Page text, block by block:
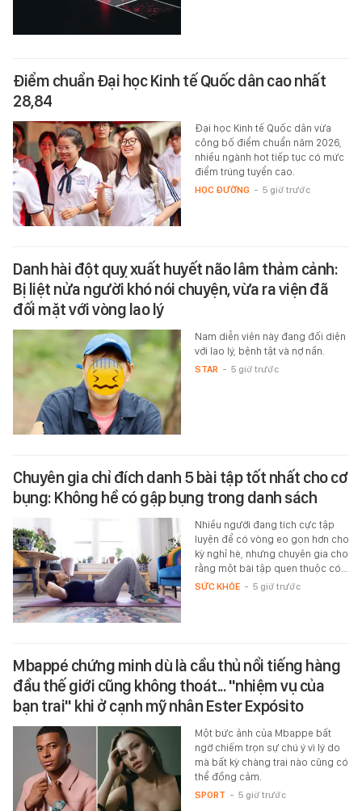
Điểm chuẩn Đại học Kinh tế Quốc dân cao nhất
28,84
Đại học Kinh tế Quốc dân vừa
công bố điểm chuẩn năm 2026,
nhiều ngành hot tiếp tục có mức
điểm trúng tuyển cao.
HỌC ĐƯỜNG - 5 giờ trước
Danh hài đột quỵ xuất huyết não lâm thảm cảnh:
Bị liệt nửa người khó nói chuyện, vừa ra viện đã
đối mặt với vòng lao lý
Nam diễn viên này đang đối diện
với lao lý, bệnh tật và nợ nần.
STAR - 5 giờ trước
Chuyên gia chỉ đích danh 5 bài tập tốt nhất cho cơ
bụng: Không hề có gập bụng trong danh sách
Nhiều người đang tích cực tập
luyện để có vòng eo gọn hơn cho
kỳ nghỉ hè, nhưng chuyên gia cho
rằng một bài tập quen thuộc có…
SỨC KHỎE - 5 giờ trước
Mbappé chứng minh dù là cầu thủ nổi tiếng hàng
đầu thế giới cũng không thoát... "nhiệm vụ của
bạn trai" khi ở cạnh mỹ nhân Ester Expósito
Một bức ảnh của Mbappe bất
ngờ chiếm trọn sự chú ý vì lý do
mà bất kỳ chàng trai nào cũng có
thể đồng cảm.
SPORT - 5 giờ trước